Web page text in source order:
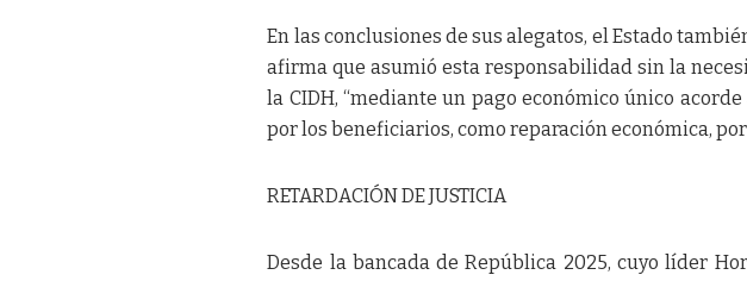
En las conclusiones de sus alegatos, el Estado
afirma que asumió esta responsabilidad sin la
la CIDH, “mediante un pago económico único
por los beneficiarios, como reparación económica,
RETARDACIÓN DE JUSTICIA
Desde la bancada de República 2025, cuyo líder